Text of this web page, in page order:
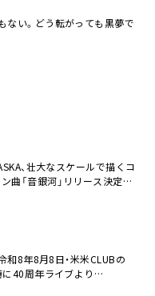
ない。どう転がっても黒夢で
、壮大なスケールで描くコ
曲「音銀河」リリース決定。
は新曲「命の宿り」収録も
和8年8月8日・米米CLUBの
40周年ライブより
」を88年限定公開